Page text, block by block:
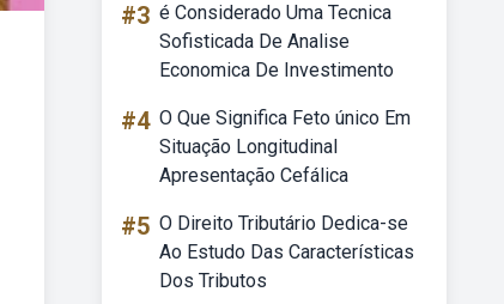
#3 é Considerado Uma Tecnica
Sofisticada De Analise
Economica De Investimento
#4 O Que Significa Feto único Em
Situação Longitudinal
Apresentação Cefálica
#5 O Direito Tributário Dedica-se
Ao Estudo Das Características
Dos Tributos